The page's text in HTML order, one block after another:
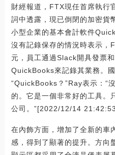
財經報道，FTX現任首席執行
詞中透露，現已倒閉的加密貨
小型企業的基本會計軟件
沒有記錄保存的情況時表示，
元，員工通過Slack開具發票
QuickBooks來記錄其業務。
“QuickBooks？”Ray表示：“
的。它是一個非常好的工具。
公司。”[2022/12/14
在內飾方面，增加了全新的車
感，得到了顯著的提升。方向